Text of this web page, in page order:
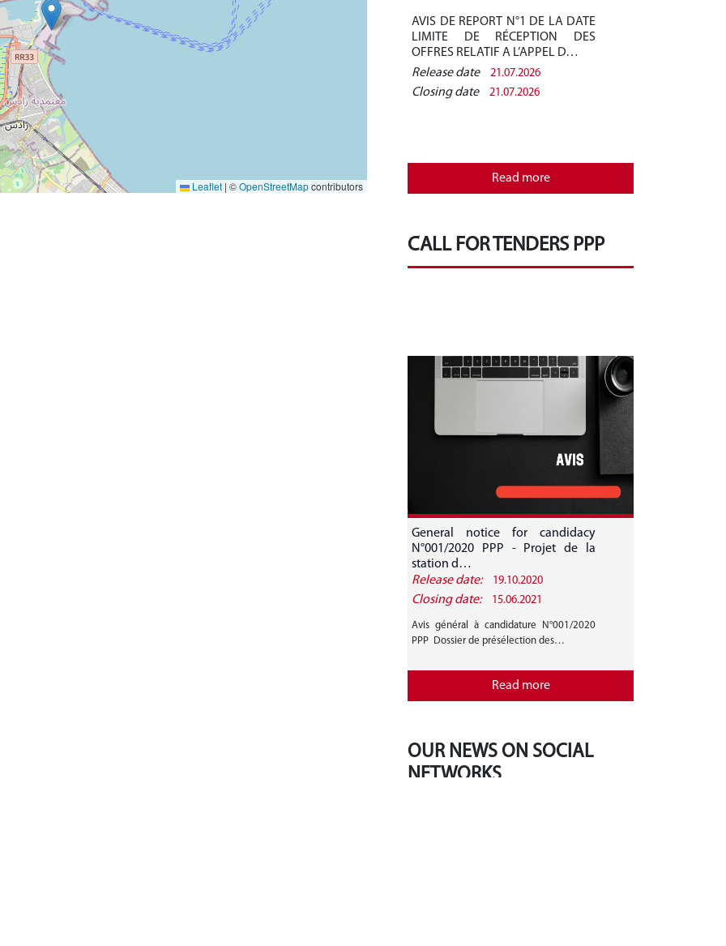
Leaflet | ©OpenStreetMapcontributors
AVIS DE REPORT N°1 DE LA DATE
LIMITE DE RÉCEPTION DES
OFFRES RELATIF A L’APPEL D…
Release date
21.07.2026
Closing date 21.07.2026
Read more
CALL FOR TENDERS PPP
General notice for candidacy
N°001/2020 PPP - Projet de la
station d…
Release date:
19.10.2020
Closing date: 15.06.2021
Avis général à candidature N°001/2020
PPP Dossier de présélection des…
Read more
OUR NEWS ON SOCIAL
NETWORKS